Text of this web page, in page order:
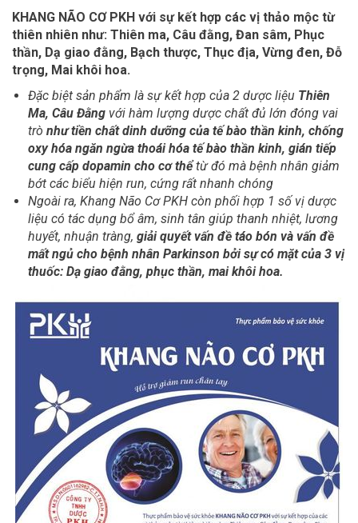
KHANG NÃO CƠ PKH với sự kết hợp các vị thảo mộc từ
thiên nhiên như: Thiên ma, Câu đằng, Đan sâm, Phục
thần, Dạ giao đằng, Bạch thược, Thục địa, Vừng đen, Đỗ
trọng, Mai khôi hoa.
Đặc biệt sản phẩm là sự kết hợp của 2 dược liệu Thiên
Ma, Câu Đằng với hàm lượng dược chất đủ lớn đóng vai
trò như tiền chất dinh dưỡng của tế bào thần kinh, chống
oxy hóa ngăn ngừa thoái hóa tế bào thần kinh, gián tiếp
cung cấp dopamin cho cơ thểtừ đó mà bệnh nhân giảm
bớt các biểu hiện run, cứng rất nhanh chóng
Ngoài ra, Khang Não Cơ PKH còn phối hợp 1 số vị dược
liệu có tác dụng bổ âm, sinh tân giúp thanh nhiệt, lương
huyết, nhuận tràng, giải quyết vấn đề táo bón và vấn đề
mất ngủ cho bệnh nhân Parkinson bởi sự có mặt của 3 vị
thuốc: Dạ giao đằng, phục thần, mai khôi hoa.